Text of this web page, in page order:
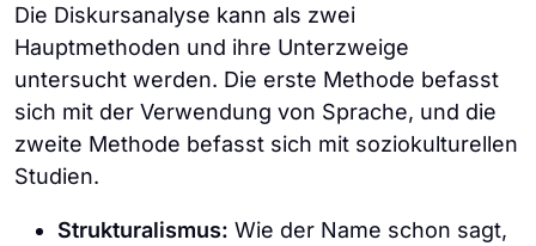
Die Diskursanalyse kann als zwei
Hauptmethoden und ihre Unterzweige
untersucht werden. Die erste Methode befasst
sich mit der Verwendung von Sprache, und die
zweite Methode befasst sich mit soziokulturellen
Studien.
Strukturalismus: Wie der Name schon sagt,